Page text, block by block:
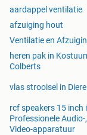
aardappel ventilatie
afzuiging hout
Ventilatie en
heren pak in
Colberts
vlas strooisel in
rcf speakers 15 inch
Professionele Audio-
Video-apparatuur